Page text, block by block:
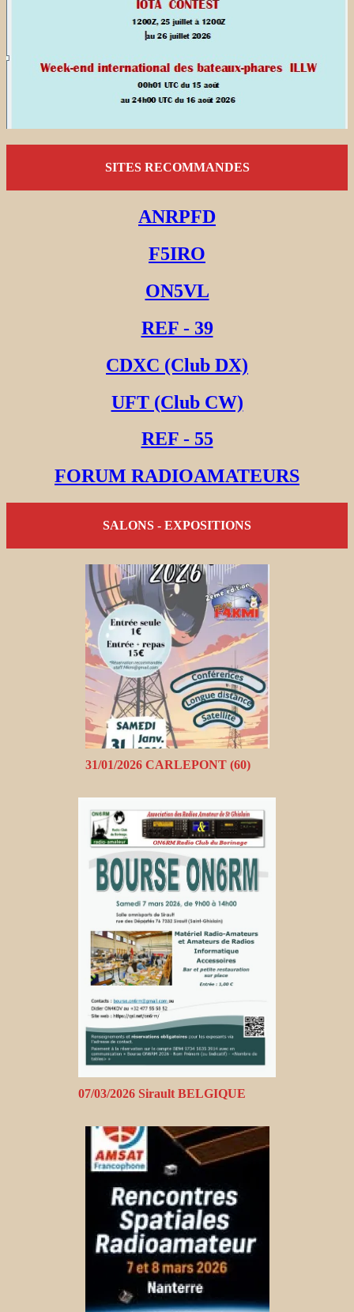
SITES RECOMMANDES
ANRPFD
F5IRO
ON5VL
REF - 39
CDXC (Club DX)
UFT (Club CW)
REF - 55
FORUM RADIOAMATEURS
SALONS - EXPOSITIONS
31/01/2026 CARLEPONT (60)
07/03/2026 Sirault BELGIQUE